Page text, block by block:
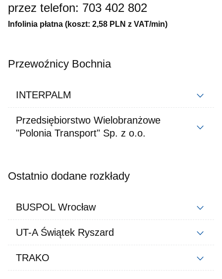
przez telefon: 703 402 802
Infolinia płatna (koszt: 2,58 PLN z VAT/min)
Przewoźnicy Bochnia
INTERPALM
Przedsiębiorstwo Wielobranżowe
"Polonia Transport" Sp. z o.o.
Ostatnio dodane rozkłady
BUSPOL Wrocław
UT-A Świątek Ryszard
TRAKO